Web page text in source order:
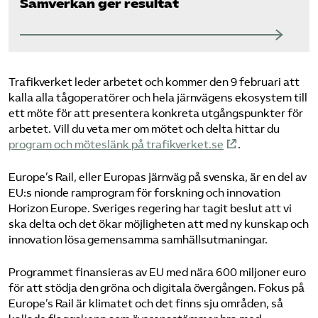
Samverkan ger resultat
Trafikverket leder arbetet och kommer den 9 februari att
kalla alla tågoperatörer och hela järnvägens ekosystem till
ett möte för att presentera konkreta utgångspunkter för
arbetet. Vill du veta mer om mötet och delta hittar du
program och möteslänk på trafikverket.se
.
Europe’s Rail, eller Europas järnväg på svenska, är en del av
EU:s nionde ramprogram för forskning och innovation
Horizon Europe. Sveriges regering har tagit beslut att vi
ska delta och det ökar möjligheten att med ny kunskap och
innovation lösa gemensamma samhällsutmaningar.
Programmet finansieras av EU med nära 600 miljoner euro
för att stödja den gröna och digitala övergången. Fokus på
Europe’s Rail är klimatet och det finns sju områden, så